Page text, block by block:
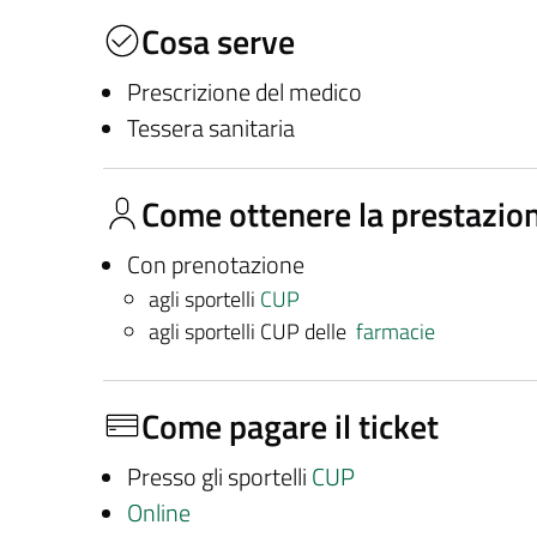
Cosa serve
Prescrizione del medico
Tessera sanitaria
Come ottenere la
Con prenotazione
agli sportelli CUP
agli sportelli CUP delle farmacie
Come pagare il ticket
Presso gli sportelli CUP
Online